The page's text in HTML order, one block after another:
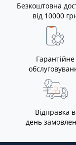
Безкоштовна
від 10000
Гарантійне
Відправка в
день